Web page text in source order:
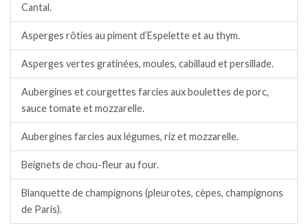
Cantal.
Asperges rôties au piment d’Espelette et au thym.
Asperges vertes gratinées, moules, cabillaud et persillade.
Aubergines et courgettes farcies aux boulettes de porc,
sauce tomate et mozzarelle.
Aubergines farcies aux légumes, riz et mozzarelle.
Beignets de chou-fleur au four.
Blanquette de champignons (pleurotes, cèpes, champignons
de Paris).